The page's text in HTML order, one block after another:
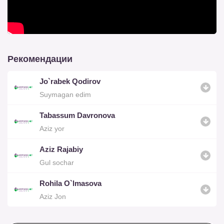
Рекомендации
Jo`rabek Qodirov
Suymagan edim
Tabassum Davronova
Aziz yor
Aziz Rajabiy
Gul sochar
Rohila O`lmasova
Aziz Jon